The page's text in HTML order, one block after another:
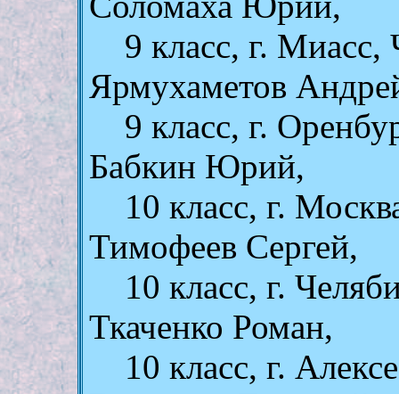
9 клаcc, г. Миасс,
Ярмухаметов
9 клаcc, г.
Бабкин Юрий,
10 класс, г.
Тимофеев Сергей,
10 класс, г.
Ткаченко Роман,
10 класс, г.